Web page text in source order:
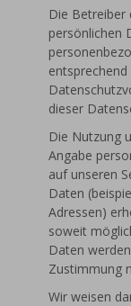
Die Betreiber
persönlichen
dieser
Die Nutzung
Angabe
auf unseren
Daten
Adressen)
soweit
Daten
Zustimmung
Wir weisen